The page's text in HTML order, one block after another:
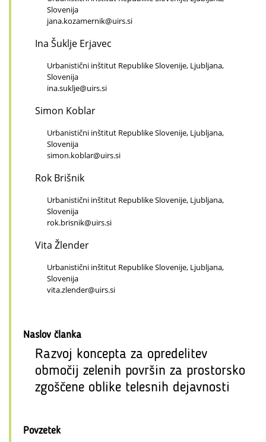
Slovenija
jana.kozamernik@uirs.si
Ina Šuklje Erjavec
Urbanistični inštitut Republike Slovenije, Ljubljana,
Slovenija
ina.suklje@uirs.si
Simon Koblar
Urbanistični inštitut Republike Slovenije, Ljubljana,
Slovenija
simon.koblar@uirs.si
Rok Brišnik
Urbanistični inštitut Republike Slovenije, Ljubljana,
Slovenija
rok.brisnik@uirs.si
Vita Žlender
Urbanistični inštitut Republike Slovenije, Ljubljana,
Slovenija
vita.zlender@uirs.si
Naslov članka
Razvoj koncepta za opredelitev
območij zelenih površin za prostorsko
zgoščene oblike telesnih dejavnosti
Povzetek